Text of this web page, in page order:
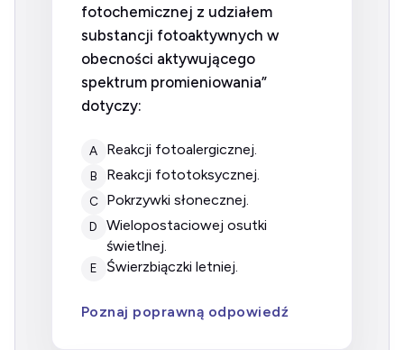
fotochemicznej z udziałem
substancji fotoaktywnych w
obecności aktywującego
spektrum promieniowania”
dotyczy:
A reakcji fotoalergicznej.
B reakcji fototoksycznej.
C pokrzywki słonecznej.
D
wielopostaciowej osutki
świetlnej.
E świerzbiączki letniej.
Poznaj poprawną odpowiedź